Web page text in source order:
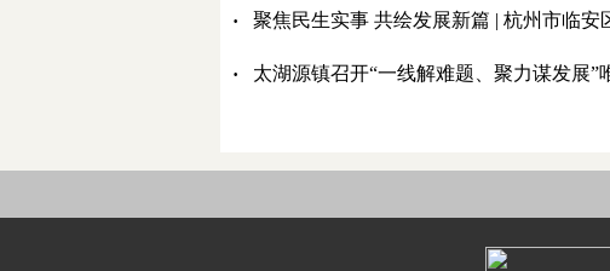
· 聚焦民生实事 共绘发展新篇 | 杭州市临
· 太湖源镇召开“一线解难题、聚力谋发展